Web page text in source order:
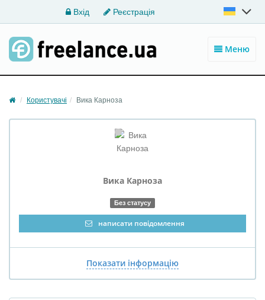
Вхід Реєстрація
Меню
Користувачі Вика Карноза
Вика Карноза
Без статусу
написати повідомлення
Показати інформацію